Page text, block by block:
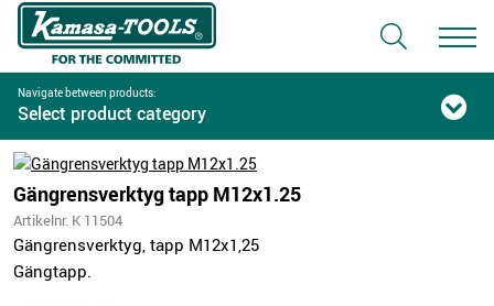
Navigate between products:
Select product category
Gängrensverktyg tapp M12x1.25
Artikelnr. K 11504
Gängrensverktyg, tapp M12x1,25
Gängtapp.